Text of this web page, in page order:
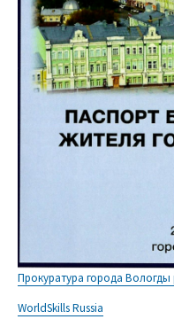
Прокуратура города Вологды
WorldSkills Russia